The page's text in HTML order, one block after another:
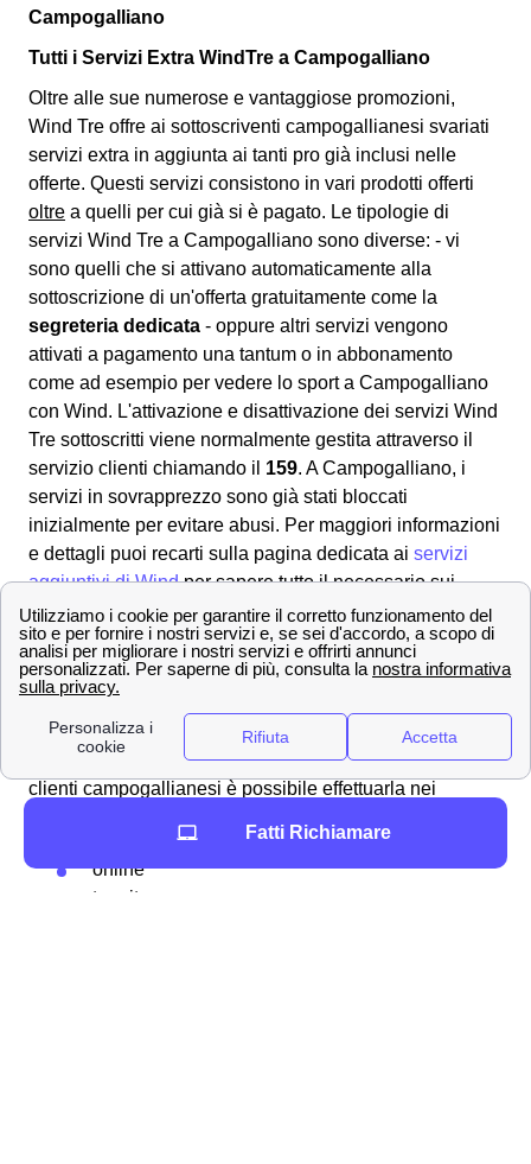
Campogalliano
Tutti i Servizi Extra WindTre a Campogalliano
Oltre alle sue numerose e vantaggiose promozioni,
Wind Tre offre ai sottoscriventi campogallianesi svariati
servizi extra in aggiunta ai tanti pro già inclusi nelle
offerte. Questi servizi consistono in vari prodotti offerti
oltre a quelli per cui già si è pagato. Le tipologie di
servizi Wind Tre a Campogalliano sono diverse: - vi
sono quelli che si attivano automaticamente alla
sottoscrizione di un'offerta gratuitamente come la
segreteria dedicata - oppure altri servizi vengono
attivati a pagamento una tantum o in abbonamento
come ad esempio per vedere lo sport a Campogalliano
con Wind. L'attivazione e disattivazione dei servizi Wind
Tre sottoscritti viene normalmente gestita attraverso il
servizio clienti chiamando il 159. A Campogalliano, i
servizi in sovrapprezzo sono già stati bloccati
inizialmente per evitare abusi. Per maggiori informazioni
e dettagli puoi recarti sulla pagina dedicata ai servizi
aggiuntivi di Windper sapere tutto il necessario sui
servizi aggiuntivi extra a Campogalliano.
Ecco come vedere il credito residuo e ricaricare con
WindTre a Campogalliano
Se la tua SIM Wind Tre a Campogalliano rimane senza
credito residuo dovrai effettuare una ricarica, per tutti i
clienti campogallianesi è possibile effettuarla nei
online
tramite app
Fatti Richiamare